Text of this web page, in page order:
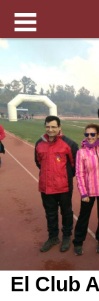
El Club